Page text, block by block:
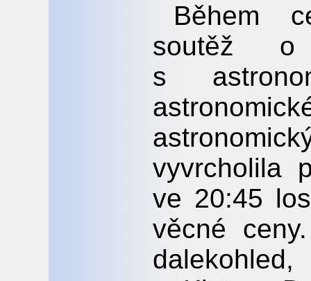
Během
soutěž
s
vyvrcholila
ve 20:45
věcné